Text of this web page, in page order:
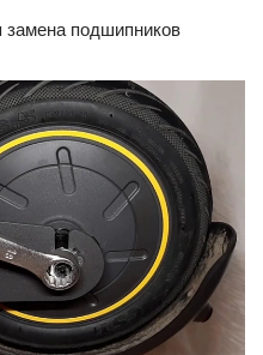
подшипников